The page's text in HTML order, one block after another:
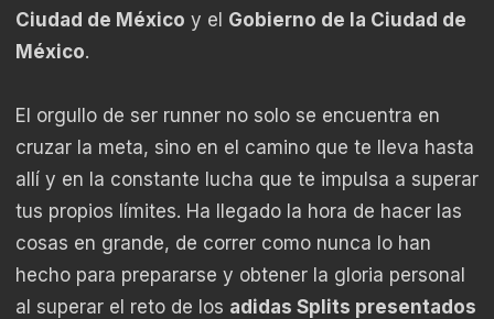
Ciudad de México y el Gobierno de la Ciudad de
México.
El orgullo de ser runner no solo se encuentra en
cruzar la meta, sino en el camino que te lleva hasta
allí y en la constante lucha que te impulsa a superar
tus propios límites. Ha llegado la hora de hacer las
cosas en grande, de correr como nunca lo han
hecho para prepararse y obtener la gloria personal
al superar el reto de los adidas Splits presentados